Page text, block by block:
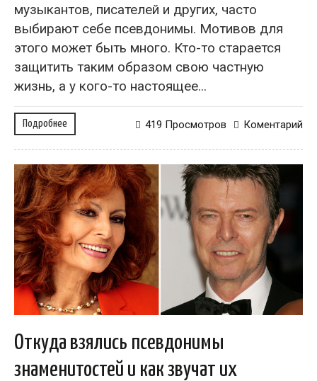
музыкантов, писателей и других, часто
выбирают себе псевдонимы. Мотивов для
этого может быть много. Кто-то старается
защитить таким образом свою частную
жизнь, а у кого-то настоящее...
Подробнее Коментарий
419 Просмотров
Откуда взялись псевдонимы
знаменитостей и как звучат их